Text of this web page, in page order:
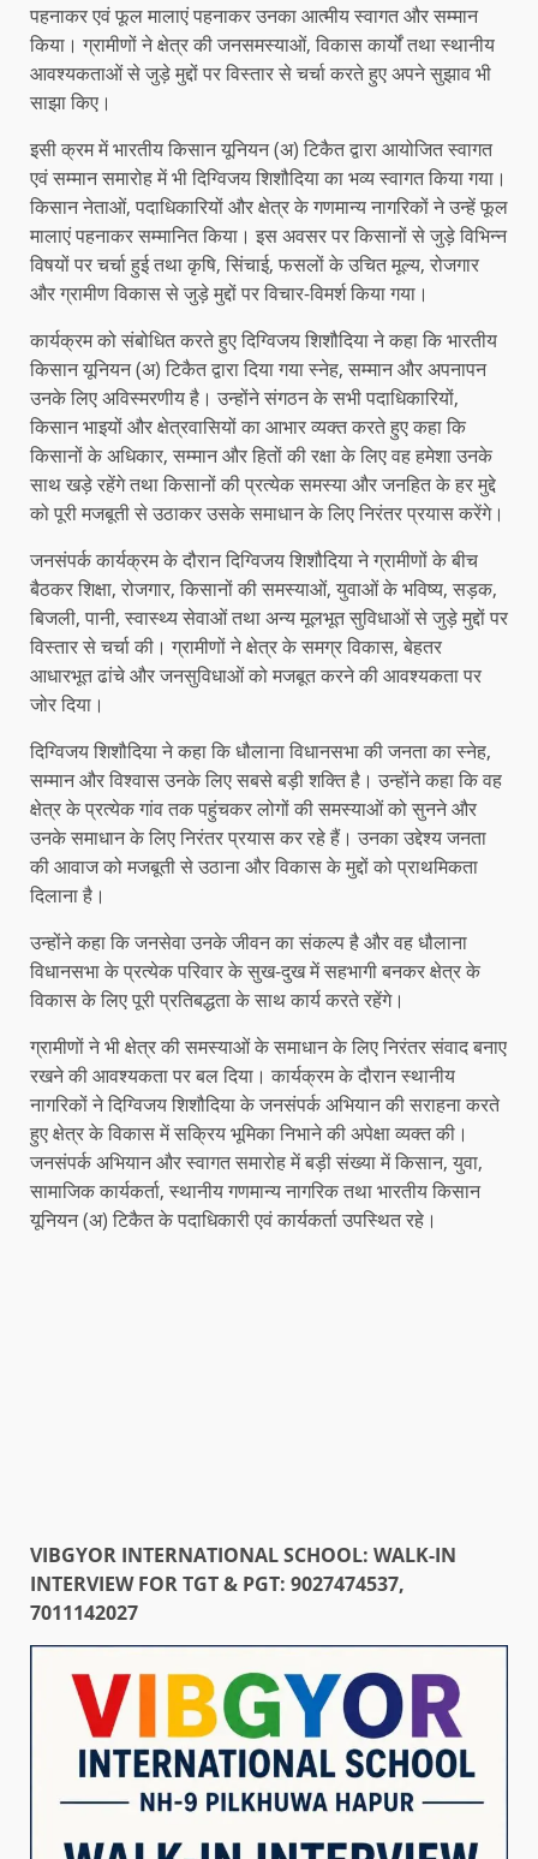
पहनाकर एवं फूल मालाएं पहनाकर उनका आत्मीय स्वागत और सम्मान
किया। ग्रामीणों ने क्षेत्र की जनसमस्याओं, विकास कार्यों तथा स्थानीय
आवश्यकताओं से जुड़े मुद्दों पर विस्तार से चर्चा करते हुए अपने सुझाव भी
साझा किए।
इसी क्रम में भारतीय किसान यूनियन (अ) टिकैत द्वारा आयोजित स्वागत
एवं सम्मान समारोह में भी दिग्विजय शिशौदिया का भव्य स्वागत किया गया।
किसान नेताओं, पदाधिकारियों और क्षेत्र के गणमान्य नागरिकों ने उन्हें फूल
मालाएं पहनाकर सम्मानित किया। इस अवसर पर किसानों से जुड़े विभिन्न
विषयों पर चर्चा हुई तथा कृषि, सिंचाई, फसलों के उचित मूल्य, रोजगार
और ग्रामीण विकास से जुड़े मुद्दों पर विचार-विमर्श किया गया।
कार्यक्रम को संबोधित करते हुए दिग्विजय शिशौदिया ने कहा कि भारतीय
किसान यूनियन (अ) टिकैत द्वारा दिया गया स्नेह, सम्मान और अपनापन
उनके लिए अविस्मरणीय है। उन्होंने संगठन के सभी पदाधिकारियों,
किसान भाइयों और क्षेत्रवासियों का आभार व्यक्त करते हुए कहा कि
किसानों के अधिकार, सम्मान और हितों की रक्षा के लिए वह हमेशा उनके
साथ खड़े रहेंगे तथा किसानों की प्रत्येक समस्या और जनहित के हर मुद्दे
को पूरी मजबूती से उठाकर उसके समाधान के लिए निरंतर प्रयास करेंगे।
जनसंपर्क कार्यक्रम के दौरान दिग्विजय शिशौदिया ने ग्रामीणों के बीच
बैठकर शिक्षा, रोजगार, किसानों की समस्याओं, युवाओं के भविष्य, सड़क,
बिजली, पानी, स्वास्थ्य सेवाओं तथा अन्य मूलभूत सुविधाओं से जुड़े मुद्दों पर
विस्तार से चर्चा की। ग्रामीणों ने क्षेत्र के समग्र विकास, बेहतर
आधारभूत ढांचे और जनसुविधाओं को मजबूत करने की आवश्यकता पर
जोर दिया।
दिग्विजय शिशौदिया ने कहा कि धौलाना विधानसभा की जनता का स्नेह,
सम्मान और विश्वास उनके लिए सबसे बड़ी शक्ति है। उन्होंने कहा कि वह
क्षेत्र के प्रत्येक गांव तक पहुंचकर लोगों की समस्याओं को सुनने और
उनके समाधान के लिए निरंतर प्रयास कर रहे हैं। उनका उद्देश्य जनता
की आवाज को मजबूती से उठाना और विकास के मुद्दों को प्राथमिकता
दिलाना है।
उन्होंने कहा कि जनसेवा उनके जीवन का संकल्प है और वह धौलाना
विधानसभा के प्रत्येक परिवार के सुख-दुख में सहभागी बनकर क्षेत्र के
विकास के लिए पूरी प्रतिबद्धता के साथ कार्य करते रहेंगे।
ग्रामीणों ने भी क्षेत्र की समस्याओं के समाधान के लिए निरंतर संवाद बनाए
रखने की आवश्यकता पर बल दिया। कार्यक्रम के दौरान स्थानीय
नागरिकों ने दिग्विजय शिशौदिया के जनसंपर्क अभियान की सराहना करते
हुए क्षेत्र के विकास में सक्रिय भूमिका निभाने की अपेक्षा व्यक्त की।
जनसंपर्क अभियान और स्वागत समारोह में बड़ी संख्या में किसान, युवा,
सामाजिक कार्यकर्ता, स्थानीय गणमान्य नागरिक तथा भारतीय किसान
यूनियन (अ) टिकैत के पदाधिकारी एवं कार्यकर्ता उपस्थित रहे।
VIBGYOR INTERNATIONAL SCHOOL: WALK-IN
INTERVIEW FOR TGT & PGT: 9027474537,
7011142027